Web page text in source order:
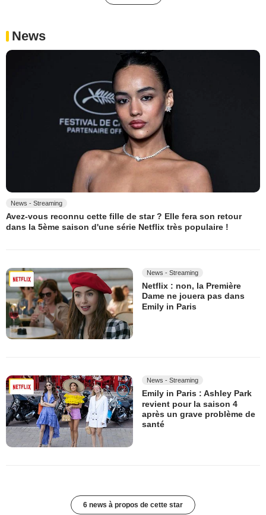
News
News - Streaming
Avez-vous reconnu cette fille de star ? Elle fera son retour
dans la 5ème saison d'une série Netflix très populaire !
News - Streaming
Netflix : non, la Première
Dame ne jouera pas dans
Emily in Paris
News - Streaming
Emily in Paris : Ashley Park
revient pour la saison 4
après un grave problème de
santé
6 news à propos de cette star